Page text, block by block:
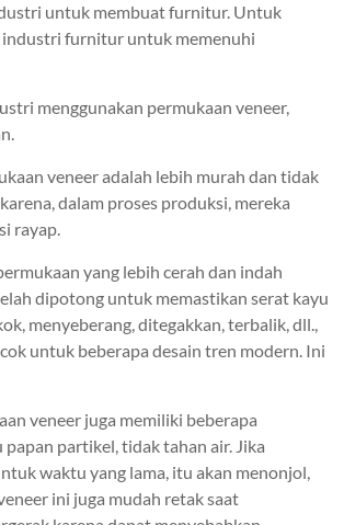
untuk membuat furnitur. Untuk
industri furnitur untuk memenuhi
menggunakan permukaan veneer,
veneer adalah lebih murah dan tidak
dalam proses produksi, mereka
rayap.
yang lebih cerah dan indah
dipotong untuk memastikan serat kayu
menyeberang, ditegakkan, terbalik, dll.,
untuk beberapa desain tren modern. Ini
veneer juga memiliki beberapa
partikel, tidak tahan air. Jika
waktu yang lama, itu akan menonjol,
ini juga mudah retak saat